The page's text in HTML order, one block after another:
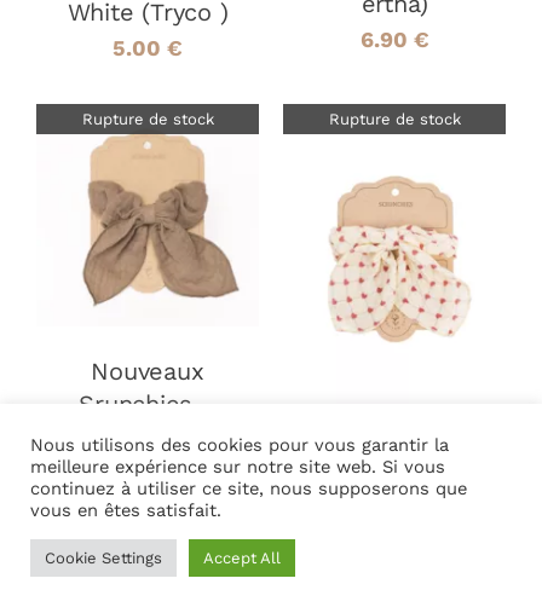
White (Tryco )
5.00 € 6.90 €
Rupture de stock
DÉTAILS
Nouveaux
Srunchies –
olive (Mrs
ertha)
6.90€
Rupture de stock
DÉTAILS
Nouveaux
Srunchies –
Nous utilisons des cookies pour vous garantir la
meilleure expérience sur notre site web. Si vous
continuez à utiliser ce site, nous supposerons que
vous en êtes satisfait.
Cookie Settings Accept All